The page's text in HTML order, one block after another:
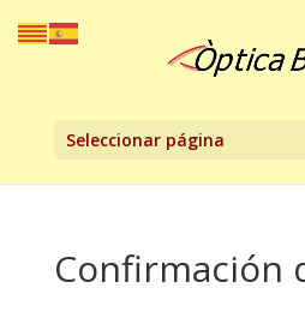
Seleccionar página
Confirmación